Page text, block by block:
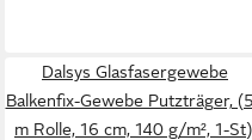
Dalsys Glasfasergewebe
Balkenfix-Gewebe Putzträger,
m Rolle, 16 cm, 140 g/m², 1-